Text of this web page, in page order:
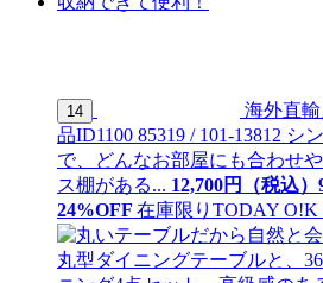
14 海外直
品ID1100 85319 / 101-13812 シ
で、どんなお部屋にも合わせ
ス棚がある... 12,700円（税込）
24%OFF 在庫限り TODAY O!K